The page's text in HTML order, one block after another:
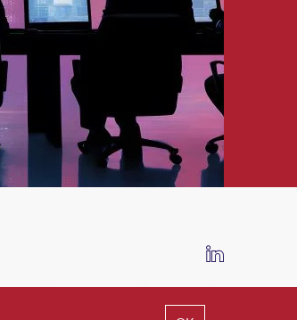
IMPRESSUM DATENSCHUTZ AGB